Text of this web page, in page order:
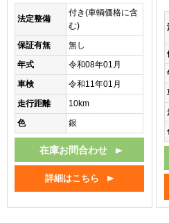
法定整備
付き(車輌価格に含
む)
保証有無
無し
年式
令和08年01月
車検
令和11年01月
走行距離
10km
色
銀
在庫お問合わせ
詳細はこちら